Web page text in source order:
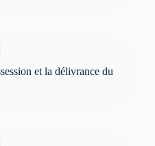
et la délivrance du